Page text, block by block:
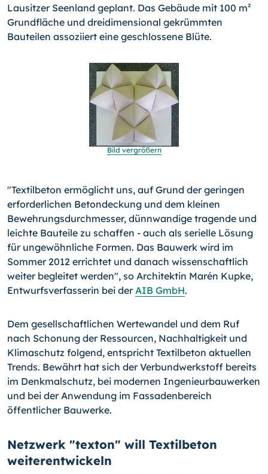
Lausitzer Seenland geplant. Das Gebäude mit 100 m²
Grundfläche und dreidimensional gekrümmten
Bauteilen assoziiert eine geschlossene Blüte.
Bild vergrößern
"Textilbeton ermöglicht uns, auf Grund der geringen
erforderlichen Betondeckung und dem kleinen
Bewehrungsdurchmesser, dünnwandige tragende und
leichte Bauteile zu schaffen - auch als serielle Lösung
für ungewöhnliche Formen. Das Bauwerk wird im
Sommer 2012 errichtet und danach wissenschaftlich
weiter begleitet werden", so Architektin Marén Kupke,
Entwurfsverfasserin bei der AIB GmbH.
Dem gesellschaftlichen Wertewandel und dem Ruf
nach Schonung der Ressourcen, Nachhaltigkeit und
Klimaschutz folgend, entspricht Textilbeton aktuellen
Trends. Bewährt hat sich der Verbundwerkstoff bereits
im Denkmalschutz, bei modernen Ingenieurbauwerken
und bei der Anwendung im Fassadenbereich
öffentlicher Bauwerke.
Netzwerk "texton" will Textilbeton
weiterentwickeln